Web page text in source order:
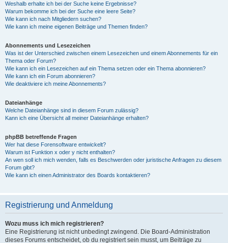
Weshalb erhalte ich bei der Suche keine Ergebnisse?
Warum bekomme ich bei der Suche eine leere Seite?
Wie kann ich nach Mitgliedern suchen?
Wie kann ich meine eigenen Beiträge und Themen finden?
Abonnements und Lesezeichen
Was ist der Unterschied zwischen einem Lesezeichen und einem Abonnements für ein
Thema oder Forum?
Wie kann ich ein Lesezeichen auf ein Thema setzen oder ein Thema abonnieren?
Wie kann ich ein Forum abonnieren?
Wie deaktiviere ich meine Abonnements?
Dateianhänge
Welche Dateianhänge sind in diesem Forum zulässig?
Kann ich eine Übersicht all meiner Dateianhänge erhalten?
phpBB betreffende Fragen
Wer hat diese Forensoftware entwickelt?
Warum ist Funktion x oder y nicht enthalten?
An wen soll ich mich wenden, falls es Beschwerden oder juristische Anfragen zu diesem
Forum gibt?
Wie kann ich einen Administrator des Boards kontaktieren?
Registrierung und Anmeldung
Wozu muss ich mich registrieren?
Eine Registrierung ist nicht unbedingt zwingend. Die Board-Administration
dieses Forums entscheidet, ob du registriert sein musst, um Beiträge zu